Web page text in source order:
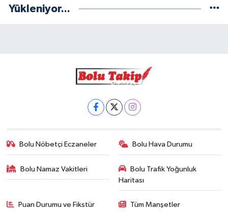
Yükleniyor...
Bolu Nöbetçi Eczaneler Bolu Hava Durumu
Bolu Namaz Vakitleri
Bolu Trafik Yoğunluk
Haritası
Puan Durumu ve Fikstür Tüm Manşetler